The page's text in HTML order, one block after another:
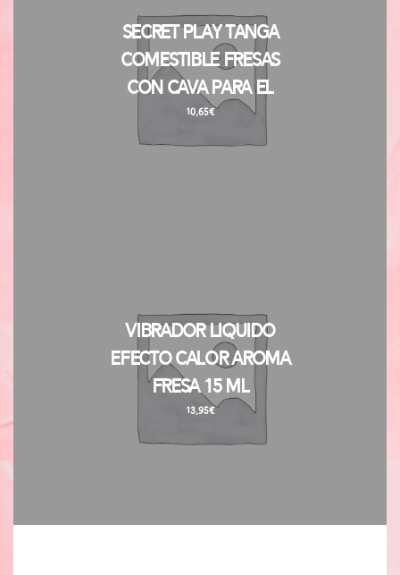
Secret Play Tanga
Comestible Fresas
con Cava para El
10,65€
Vibrador Liquido
Efecto Calor Aroma
Fresa 15 ml
13,95€